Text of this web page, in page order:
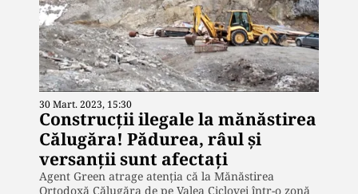
30 Mart. 2023, 15:30
Construcții ilegale la mănăstirea
Călugăra! Pădurea, râul și
versanții sunt afectați
Agent Green atrage atenția că la Mănăstirea
Ortodoxă Călugăra de pe Valea Ciclovei într-o zonă